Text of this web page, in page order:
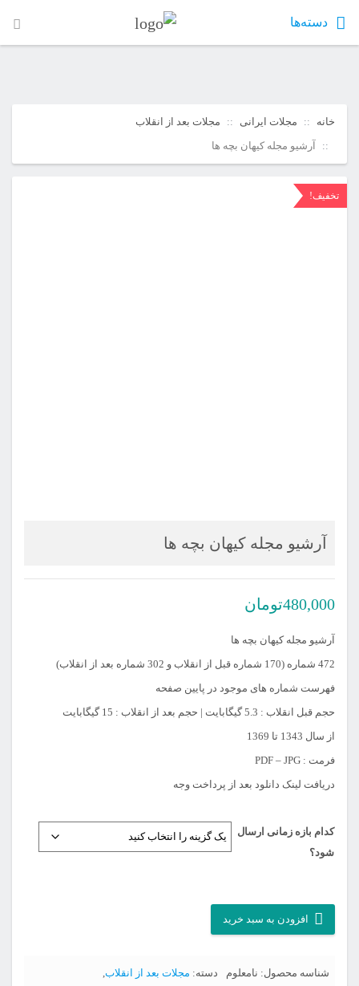
دسته‌ها
خانه مجلات ایرانی
مجلات بعد از انقلاب
آرشیو مجله کیهان بچه ها
تخفیف!
آرشیو مجله کیهان بچه ها
480,000تومان
آرشیو مجله کیهان بچه ها
472 شماره (170 شماره قبل از انقلاب و 302 شماره بعد از انقلاب)
فهرست شماره های موجود در پایین صفحه
حجم قبل انقلاب : 5.3 گیگابایت | حجم بعد از انقلاب : 15 گیگابایت
از سال 1343 تا 1369
فرمت : PDF – JPG
دریافت لینک دانلود بعد از پرداخت وجه
کدام بازه زمانی ارسال
شود؟
آرشیو
مجله
افزودن به سبد خرید
شناسه محصول: نامعلوم دسته: مجلات بعد از انقلاب,